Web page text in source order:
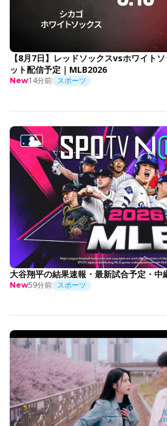
【8月7日】レッドソックスvsホワイト
ット配信予定｜MLB2026
New14分前 スポーツ
大谷翔平の結果速報・最新試合予定・中
New59分前 スポーツ